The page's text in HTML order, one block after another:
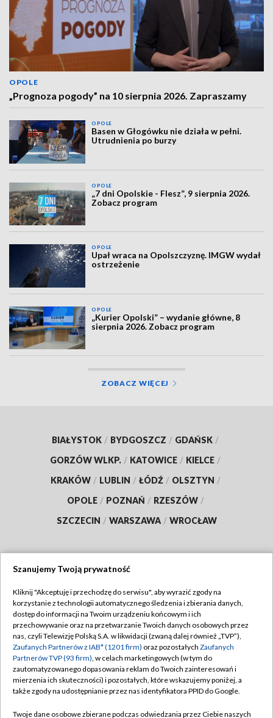
OPOLE
„Prognoza pogody” na 10 sierpnia 2026. Zapraszamy
OPOLE
Basen w Głogówku nie działa w pełni.
Utrudnienia po burzy
OPOLE
„7 dni Opolskie - Flesz”, 9 sierpnia 2026.
Zobacz program
OPOLE
Upał wraca na Opolszczyznę. IMGW wydał
ostrzeżenie
OPOLE
„Kurier Opolski” – wydanie główne, 8
sierpnia 2026. Zobacz program
ZOBACZ WIĘCEJ
BIAŁYSTOK / BYDGOSZCZ / GDAŃSK /
GORZÓW WLKP. / KATOWICE / KIELCE /
KRAKÓW / LUBLIN / ŁÓDŹ / OLSZTYN /
OPOLE / POZNAŃ / RZESZÓW /
SZCZECIN / WARSZAWA / WROCŁAW
TVP
Abonament TVP
Emisja w TVP
Centrum informacji TVP
Naziemna Telewizja Cyfrowa
Regulamin TVP
Polityka prywatności
Moje zgody
Pomoc
Szanujemy Twoją prywatność
Kliknij "Akceptuję i przechodzę do serwisu", aby wyrazić zgody na
korzystanie z technologii automatycznego śledzenia i zbierania danych,
dostęp do informacji na Twoim urządzeniu końcowym i ich
przechowywanie oraz na przetwarzanie Twoich danych osobowych przez
nas, czyli Telewizję Polską S.A. w likwidacji (zwaną dalej również „TVP”),
Zaufanych Partnerów z IAB* (1201 firm) oraz pozostałych Zaufanych
Partnerów TVP (93 firm), w celach marketingowych (w tym do
zautomatyzowanego dopasowania reklam do Twoich zainteresowań i
mierzenia ich skuteczności) i pozostałych, które wskazujemy poniżej, a
także zgody na udostępnianie przez nas identyfikatora PPID do Google.
Twoje dane osobowe zbierane podczas odwiedzania przez Ciebie naszych